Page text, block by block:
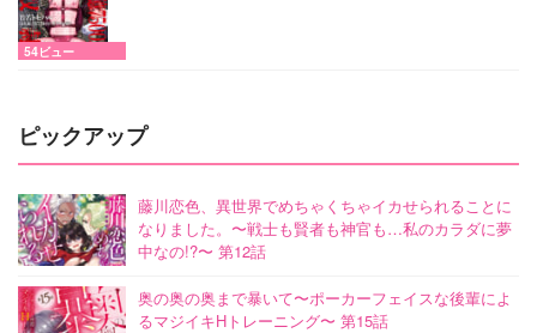
54ビュー
ピックアップ
藤川恋色、異世界でめちゃくちゃイカせられることに
なりました。〜戦士も賢者も神官も…私のカラダに夢
中なの!?〜 第12話
奥の奥の奥まで暴いて〜ポーカーフェイスな後輩によ
るマジイキHトレーニング〜 第15話